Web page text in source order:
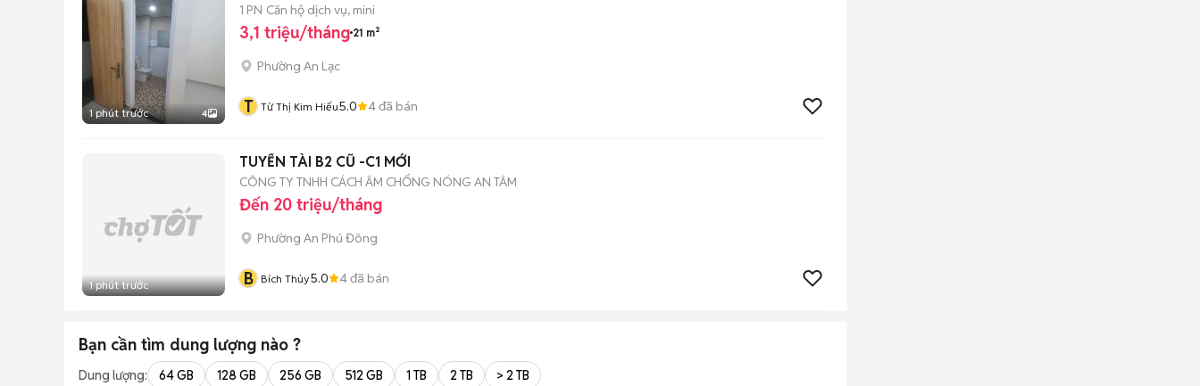
1 phút trước 4
1 PN Căn hộ dịch vụ, mini
3,1 triệu/tháng 21 m²
Phường An Lạc
T Từ Thị Kim Hiếu5.0 4đã bán
1 phút trước
TUYỂN TÀI B2 CŨ -C1 MỚI
CÔNG TY TNHH CÁCH ÂM CHỐNG NÓNG AN TÂM
Đến 20 triệu/tháng
Phường An Phú Đông
B Bích Thủy5.0 4đã bán
Bạn cần tìm dung lượng nào ?
Dung lượng: 64 GB 128 GB 256 GB 512 GB 1 TB 2 TB > 2 TB